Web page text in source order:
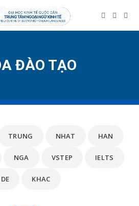
ĐÀO TẠO
TRUNG NHAT HAN
NGA VSTEP IELTS
KHAC